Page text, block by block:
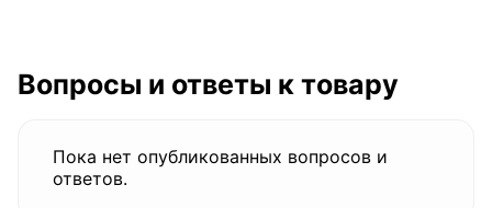
Вопросы и ответы к товару
Пока нет опубликованных вопросов и
ответов.